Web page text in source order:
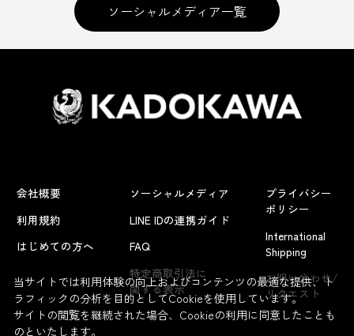
よくあるお問い合わせ
ソーシャルメディア一覧
会社概要
利用規約
はじめての方へ
ソーシャルメディア
LINE IDの連携ガイド
FAQ
特定商取引法に
関する表示
プライバシー
ポリシー
International
Shipping
お問い合わせ/
リクエスト
当サイトでは利用体験の向上およびコンテンツの最適な提供、ト
ラフィックの分析を目的としてCookieを使用しています。
サイトの閲覧を継続された場合、Cookieの利用に同意したことも
のといたします。